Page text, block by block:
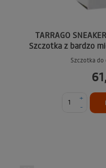
TARRAGO
Szczotka z bardzo
Szczotka
-
+